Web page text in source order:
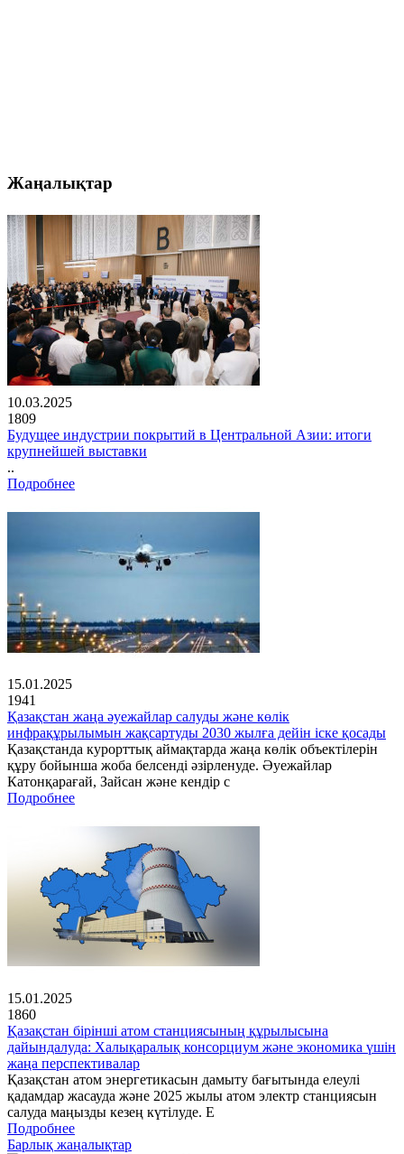
Жаңалықтар
10.03.2025
1809
Будущее индустрии покрытий в Центральной Азии: итоги
крупнейшей выставки
..
Подробнее
15.01.2025
1941
Қазақстан жаңа әуежайлар салуды және көлік
инфрақұрылымын жақсартуды 2030 жылға дейін іске қосады
Қазақстанда курорттық аймақтарда жаңа көлік объектілерін
құру бойынша жоба белсенді әзірленуде. Әуежайлар
Катонқарағай, Зайсан және кендір с
Подробнее
15.01.2025
1860
Қазақстан бірінші атом станциясының құрылысына
дайындалуда: Халықаралық консорциум және экономика үшін
жаңа перспективалар
Қазақстан атом энергетикасын дамыту бағытында елеулі
қадамдар жасауда және 2025 жылы атом электр станциясын
салуда маңызды кезең күтілуде. Е
Подробнее
Барлық жаңалықтар